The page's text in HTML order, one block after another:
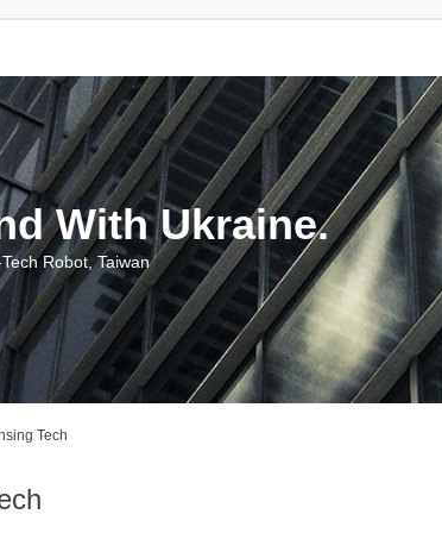
With Ukraine.
Robot, Taiwan
Tech